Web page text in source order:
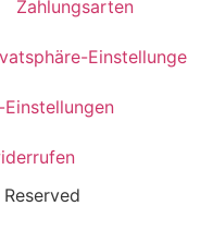
Zahlungsarten
Einstellunge